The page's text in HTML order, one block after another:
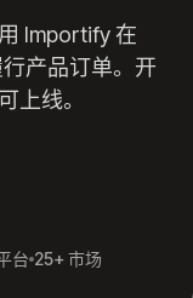
Importify 在
产品订单。开
上线。
台 25+ 市场